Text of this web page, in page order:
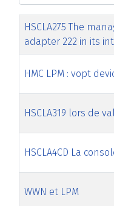
Titre Date de
HSCLA275 The
adapter 222 in its
HMC LPM : vopt
HSCLA319 lors de
HSCLA4CD La
WWN et LPM